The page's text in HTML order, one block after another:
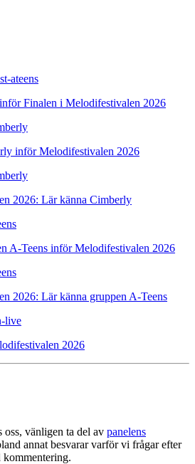
Finalen i Melodifestivalen 2026
inför Melodifestivalen 2026
2026: Lär känna Cimberly
A-Teens inför Melodifestivalen 2026
2026: Lär känna gruppen A-Teens
2026
oss, vänligen ta del av panelens
annat besvarar varför vi frågar efter
kommentering.